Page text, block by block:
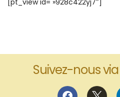
[pt_view id= »928c422yj7″]
Suivez-nous